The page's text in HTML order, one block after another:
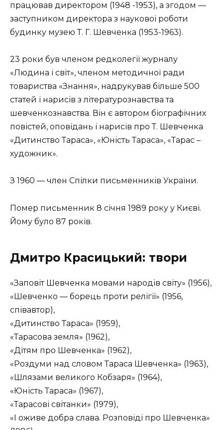
працював директором (1948 -1953), а згодом —
заступником директора з наукової роботи
будинку музею Т. Г. Шевченка (1953-1963).
23 роки був членом редколегії журналу
«Людина і світ», членом методичної ради
товариства «Знання», надрукував більше 500
статей і нарисів з літературознавства та
шевченкознавства. Він є автором біографічних
повістей, оповідань і нарисів про Т. Шевченка
«Дитинство Тараса», «Юність Тараса», «Тарас –
художник».
З 1960 — член Спілки письменників України.
Помер письменник 8 січня 1989 року у Києві.
Йому було 87 років.
Дмитро Красицький: твори
«Заповіт Шевченка мовами народів світу» (1956),
«Шевченко — борець проти релігії» (1956,
співавтор),
«Дитинство Тараса» (1959),
«Тарасова земля» (1962),
«Дітям про Шевченка» (1962),
«Роздуми над словом Тараса Шевченка» (1963),
«Шлязами великого Кобзаря» (1964),
«Юність Тараса» (1967),
«Тарасові світанки» (1979),
«І оживе добра слава. Розповіді про Шевченка»